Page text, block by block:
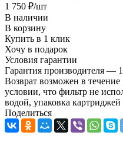
1 750 ₽/шт
В наличии
В корзину
Купить в 1 клик
Хочу в подарок
Условия гарантии
Гарантия производителя —
Возврат возможен в
условии, что фильтр не
водой, упаковка картриджей
Поделиться